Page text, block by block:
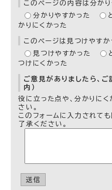
このページの内容は分かり
分かりやすかった
かりにくかった
このページは見つけやすか
見つけやすかった
つけにくかった
ご意見がありましたら、
内）
役に立った点や、分かりに
さい。
このフォームに入力されて
了承ください。
送信